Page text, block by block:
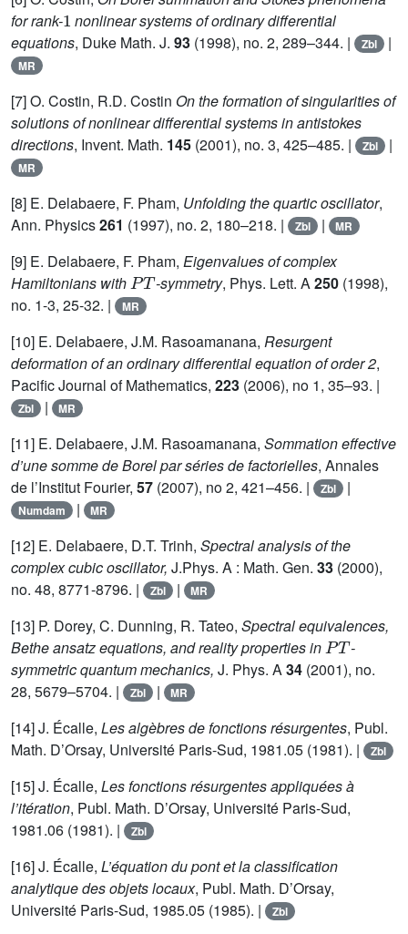
for rank-
1
nonlinear systems of ordinary differential
equations, Duke Math. J. 93 (1998), no. 2, 289–344. | Zbl |
MR
[7] O. Costin, R.D. Costin On the formation of singularities of
solutions of nonlinear differential systems in antistokes
directions, Invent. Math. 145 (2001), no. 3, 425–485. | Zbl |
MR
[8] E. Delabaere, F. Pham, Unfolding the quartic oscillator,
Ann. Physics261 (1997), no. 2, 180–218. | Zbl | MR
[9] E. Delabaere, F. Pham, Eigenvalues of complex
Hamiltonians with
PT
-symmetry, Phys. Lett. A250(1998),
no. 1-3, 25-32. |
MR
[10] E. Delabaere, J.M. Rasoamanana, Resurgent
deformation of an ordinary differential equation of order 2,
Pacific Journal of Mathematics, 223 (2006), no 1, 35–93. |
Zbl | MR
[11] E. Delabaere, J.M. Rasoamanana, Sommation effective
d’une somme de Borel par séries de factorielles, Annales
de l’Institut Fourier, 57 (2007), no 2, 421–456. | Zbl |
Numdam | MR
[12] E. Delabaere, D.T. Trinh, Spectral analysis of the
complex cubic oscillator, J.Phys. A : Math. Gen. 33 (2000),
no. 48, 8771-8796. |
Zbl | MR
[13] P. Dorey, C. Dunning, R. Tateo, Spectral equivalences,
Bethe ansatz equations, and reality properties in
PT
-
symmetric quantum mechanics, J. Phys. A34 (2001), no.
28, 5679–5704. |
Zbl | MR
[14] J. Écalle, Les algèbres de fonctions résurgentes, Publ.
Math. D’Orsay, Université Paris-Sud, 1981.05 (1981). |
Zbl
[15] J. Écalle, Les fonctions résurgentes appliquées à
l’itération, Publ. Math. D’Orsay, Université Paris-Sud,
1981.06 (1981). |
Zbl
[16] J. Écalle, L’équation du pont et la classification
analytique des objets locaux, Publ. Math. D’Orsay,
Université Paris-Sud, 1985.05 (1985). |
Zbl